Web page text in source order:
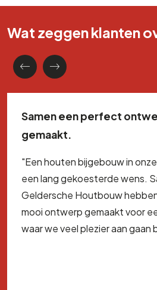
Wat zeggen klanten
Samen een perfect
gemaakt.
"Een houten bijgebouw in
een lang gekoesterde wens.
Geldersche Houtbouw
mooi ontwerp gemaakt voor
waar we veel plezier aan gaan